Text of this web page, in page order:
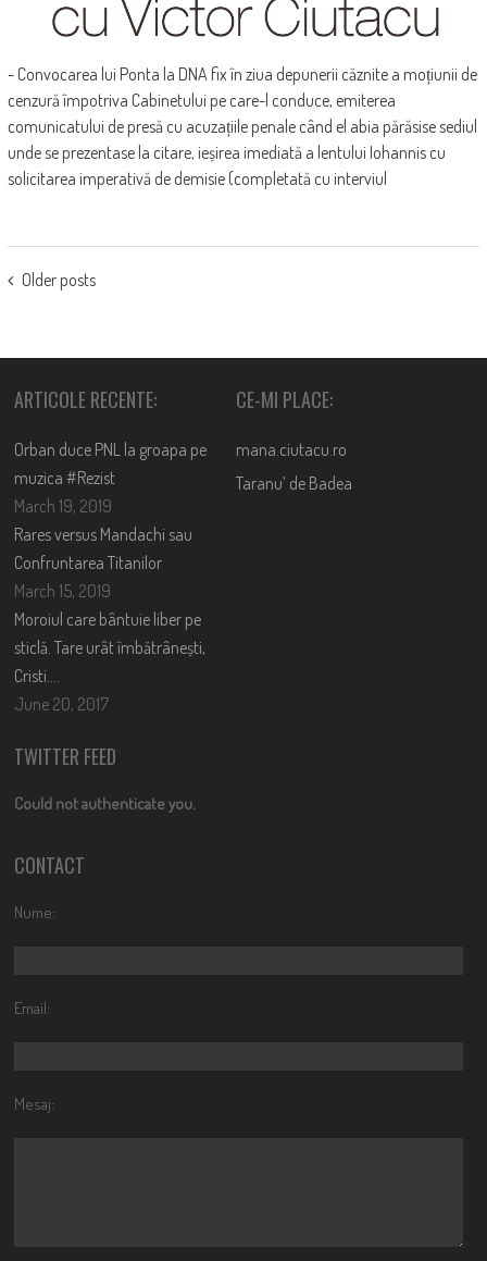
- Convocarea lui Ponta la DNA fix în ziua depunerii căznite a moțiunii de
cenzură împotriva Cabinetului pe care-l conduce, emiterea
comunicatului de presă cu acuzațiile penale când el abia părăsise sediul
unde se prezentase la citare, ieșirea imediată a lentului Iohannis cu
solicitarea imperativă de demisie (completată cu interviul
POSTS
Older posts
ARTICOLE RECENTE:
Orban duce PNL la groapa pe
muzica #Rezist
March 19, 2019
Rares versus Mandachi sau
Confruntarea Titanilor
March 15, 2019
Moroiul care bântuie liber pe
sticlă. Tare urât îmbătrânești,
Cristi….
June 20, 2017
CE-MI PLACE:
mana.ciutacu.ro
Taranu’ de Badea
TWITTER FEED
Could not authenticate you.
CONTACT
Nume:
Email:
Mesaj: